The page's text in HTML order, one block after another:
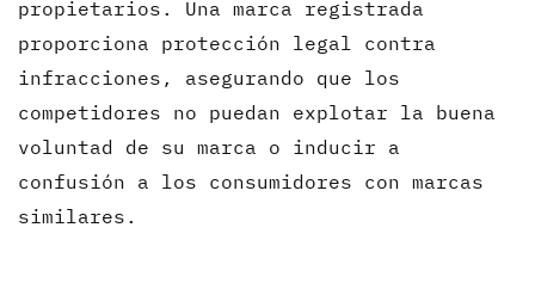
propietarios. Una marca registrada
proporciona protección legal contra
infracciones, asegurando que los
competidores no puedan explotar la buena
voluntad de su marca o inducir a
confusión a los consumidores con marcas
similares.